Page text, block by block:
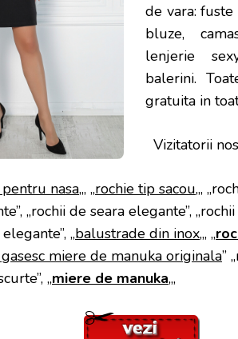
de vara:
bluze,
lenjerie
balerini.
gratuita in
Vizitatorii
nasa„, „rochie tip sacou„,
„rochii de seara elegante”,
„balustrade din inox„, „
miere de manuka originala”
„miere de manuka„,